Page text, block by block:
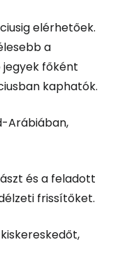
elérhetőek.
a
jegyek főként
kaphatók.
Arábiában,
és a feladott
frissítőket.